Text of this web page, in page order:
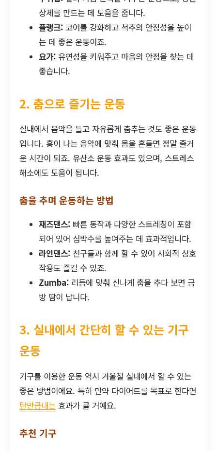
상체를 만드는 데 도움을 줍니다.
플랭크: 코어를 강화하고 척추의 안정성을 높이
는 데 좋은 운동이죠.
요가: 유연성을 키워주고 마음의 안정을 찾는 데
좋습니다.
2. 춤으로 즐기는 운동
실내에서 음악을 틀고 자유롭게 춤추는 것도 좋은 운동
입니다. 흥이 나는 음악에 맞춰 몸을 흔들면 정말 즐거
운 시간이 되죠. 유산소 운동 효과도 있으며, 스트레스
해소에도 도움이 됩니다.
춤을 추며 운동하는 방법
재즈댄스: 빠른 동작과 다양한 스트레칭이 포함
되어 있어 심박수를 높여주는 데 효과적입니다.
라인댄스: 친구들과 함께 할 수 있어 사회적 상호
작용도 즐길 수 있죠.
Zumba: 리듬에 맞춰 신나게 춤을 추다 보면 금
방 땀이 납니다.
3. 실내에서 간단히 할 수 있는 기구
운동
기구를 이용한 운동 역시 겨울철 실내에서 할 수 있는
좋은 방법이에요. 특히 만약 다이어트를 목표로 한다면
탄만큼내는 효과가 클 거예요.
추천 기구